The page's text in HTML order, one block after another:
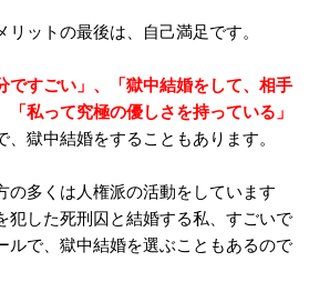
ットの最後は、自己満足です。
ですごい」、「獄中結婚をして、相手
私って究極の優しさを持っている」
獄中結婚をすることもあります。
の多くは人権派の活動をしています
犯した死刑囚と結婚する私、すごいで
ルで、獄中結婚を選ぶこともあるので